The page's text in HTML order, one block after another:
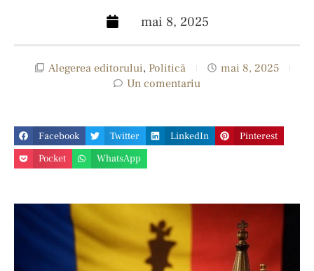
mai 8, 2025
Alegerea editorului, Politică
mai 8, 2025
Un comentariu
Facebook Twitter LinkedIn
Pinterest
Pocket
WhatsApp